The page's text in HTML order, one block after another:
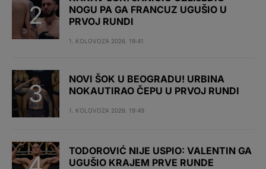
NOGU PA GA FRANCUZ UGUŠIO U
PRVOJ RUNDI
1. KOLOVOZA 2026. 19:41
NOVI ŠOK U BEOGRADU! URBINA
NOKAUTIRAO ČEPU U PRVOJ RUNDI
1. KOLOVOZA 2026. 19:49
TODOROVIĆ NIJE USPIO: VALENTIN GA
UGUŠIO KRAJEM PRVE RUNDE